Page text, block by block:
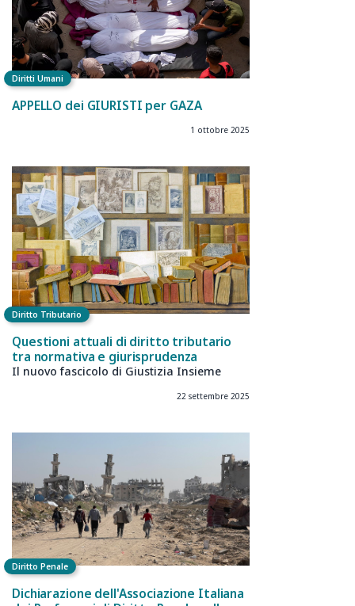
Diritti Umani
APPELLO dei GIURISTI per GAZA
1 ottobre 2025
Diritto Tributario
Questioni attuali di diritto tributario
tra normativa e giurisprudenza
Il nuovo fascicolo di Giustizia Insieme
22 settembre 2025
Diritto Penale
Dichiarazione dell'Associazione Italiana